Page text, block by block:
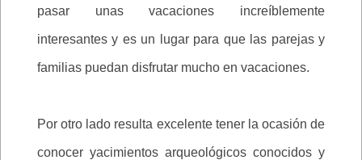
pasar unas vacaciones increíblemente
interesantes y es un lugar para que las parejas y
familias puedan disfrutar mucho en vacaciones.
Por otro lado resulta excelente tener la ocasión de
conocer yacimientos arqueológicos conocidos y